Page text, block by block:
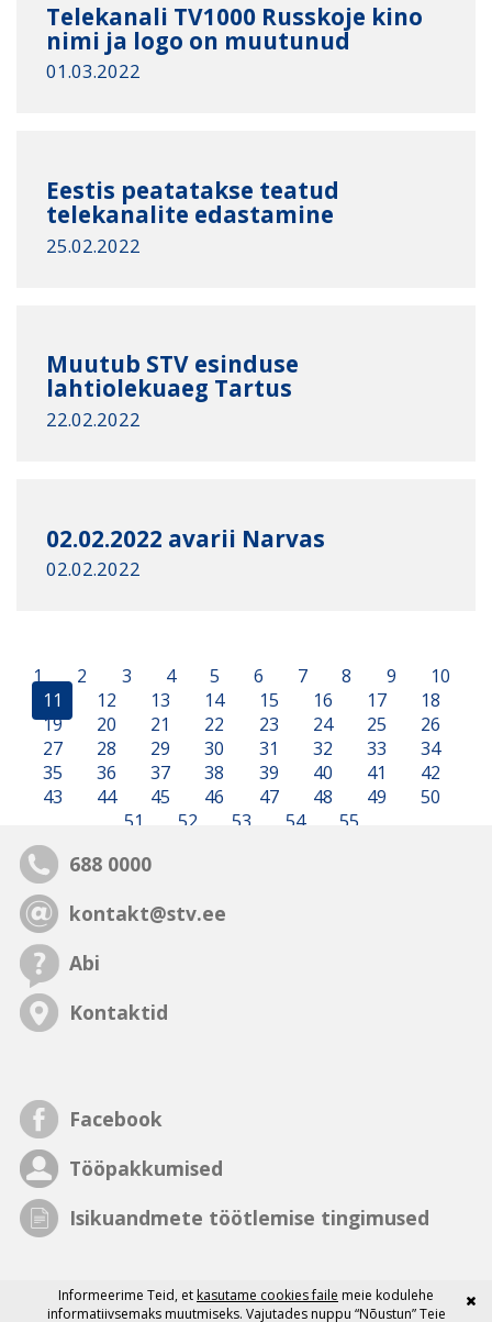
Telekanali TV1000 Russkoje kino
nimi ja logo on muutunud
01.03.2022
Eestis peatatakse teatud
telekanalite edastamine
25.02.2022
Muutub STV esinduse
lahtiolekuaeg Tartus
22.02.2022
02.02.2022 avarii Narvas
02.02.2022
1 2 3 4 5 6 7 8 9
10
11
12 13 14 15 16 17
18
19
20 21 22 23 24 25
26
27
28 29 30 31 32 33
34
35
36 37 38 39 40 41
42
43
44 45 46 47 48 49
50
51
52 53 54 55
688 0000
kontakt@stv.ee
Abi
Kontaktid
Facebook
Tööpakkumised
Isikuandmete töötlemise tingimused
Informeerime Teid, et kasutame cookies faile meie kodulehe
informatiivsemaks muutmiseks. Vajutades nuppu “Nõustun” Teie